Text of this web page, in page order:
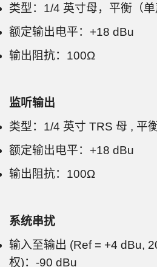
类型：1/4 英寸母，平衡（单
额定输出电平：+18 dBu
输出阻抗：100Ω
监听输出
类型：1/4 英寸 TRS 母 , 平
额定输出电平：+18 dBu
输出阻抗：100Ω
系统串扰
输入至输出 (Ref = +4 dBu,
权)：-90 dBu